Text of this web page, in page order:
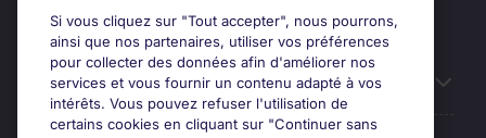
Candidats
Si vous cliquez sur "Tout accepter", nous pourrons,
ainsi que nos partenaires, utiliser vos préférences
pour collecter des données afin d'améliorer nos
services et vous fournir un contenu adapté à vos
intérêts. Vous pouvez refuser l'utilisation de
certains cookies en cliquant sur "Continuer sans